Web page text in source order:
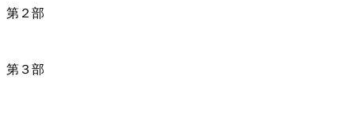
第２部
第３部